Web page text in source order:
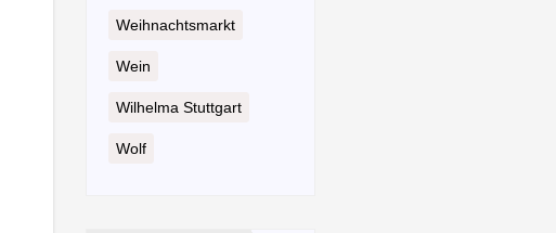
Weihnachtsmarkt
Wein
Wilhelma Stuttgart
Wolf